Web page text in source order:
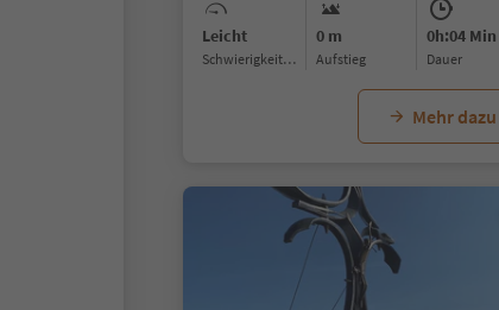
Leicht
Schwierigkeitsgrad
0 m
Aufstieg
0h:04 Min
Dauer
Mehr dazu